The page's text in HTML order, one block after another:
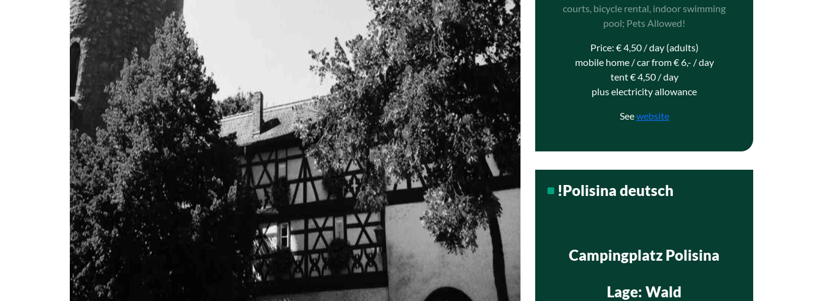
courts, bicycle rental, indoor swimming
pool; Pets Allowed!
Price: € 4,50 / day (adults)
mobile home / car from € 6,- / day
tent € 4,50 / day
plus electricity allowance
Seewebsite
!Polisina deutsch
Campingplatz Polisina
Lage: Wald